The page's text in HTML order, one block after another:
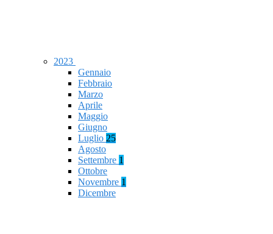
2023
Gennaio
Febbraio
Marzo
Aprile
Maggio
Giugno
Luglio 25
Agosto
Settembre 1
Ottobre
Novembre 1
Dicembre